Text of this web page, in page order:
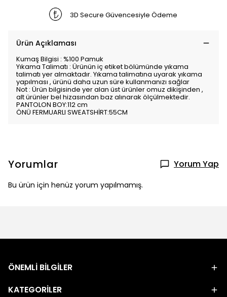
3D Secure Güvencesiyle Ödeme
Ürün Açıklaması
Kumaş Bilgisi : %100 Pamuk
Yıkama Talimatı : Ürünün iç etiket bölümünde yıkama
talimatı yer almaktadır. Yıkama talimatına uyarak yıkama
yapılması , ürünü daha uzun süre kullanmanızı sağlar
Not : Ürün bilgisinde yer alan üst ürünler omuz dikişinden ,
alt ürünler bel hizasından baz alınarak ölçülmektedir.
PANTOLON BOY:112 cm
ÖNÜ FERMUARLI SWEATSHİRT:55CM
Yorumlar Yorum Yap
Bu ürün için henüz yorum yapılmamış.
ÖNEMLİ BİLGİLER
KATEGORİLER